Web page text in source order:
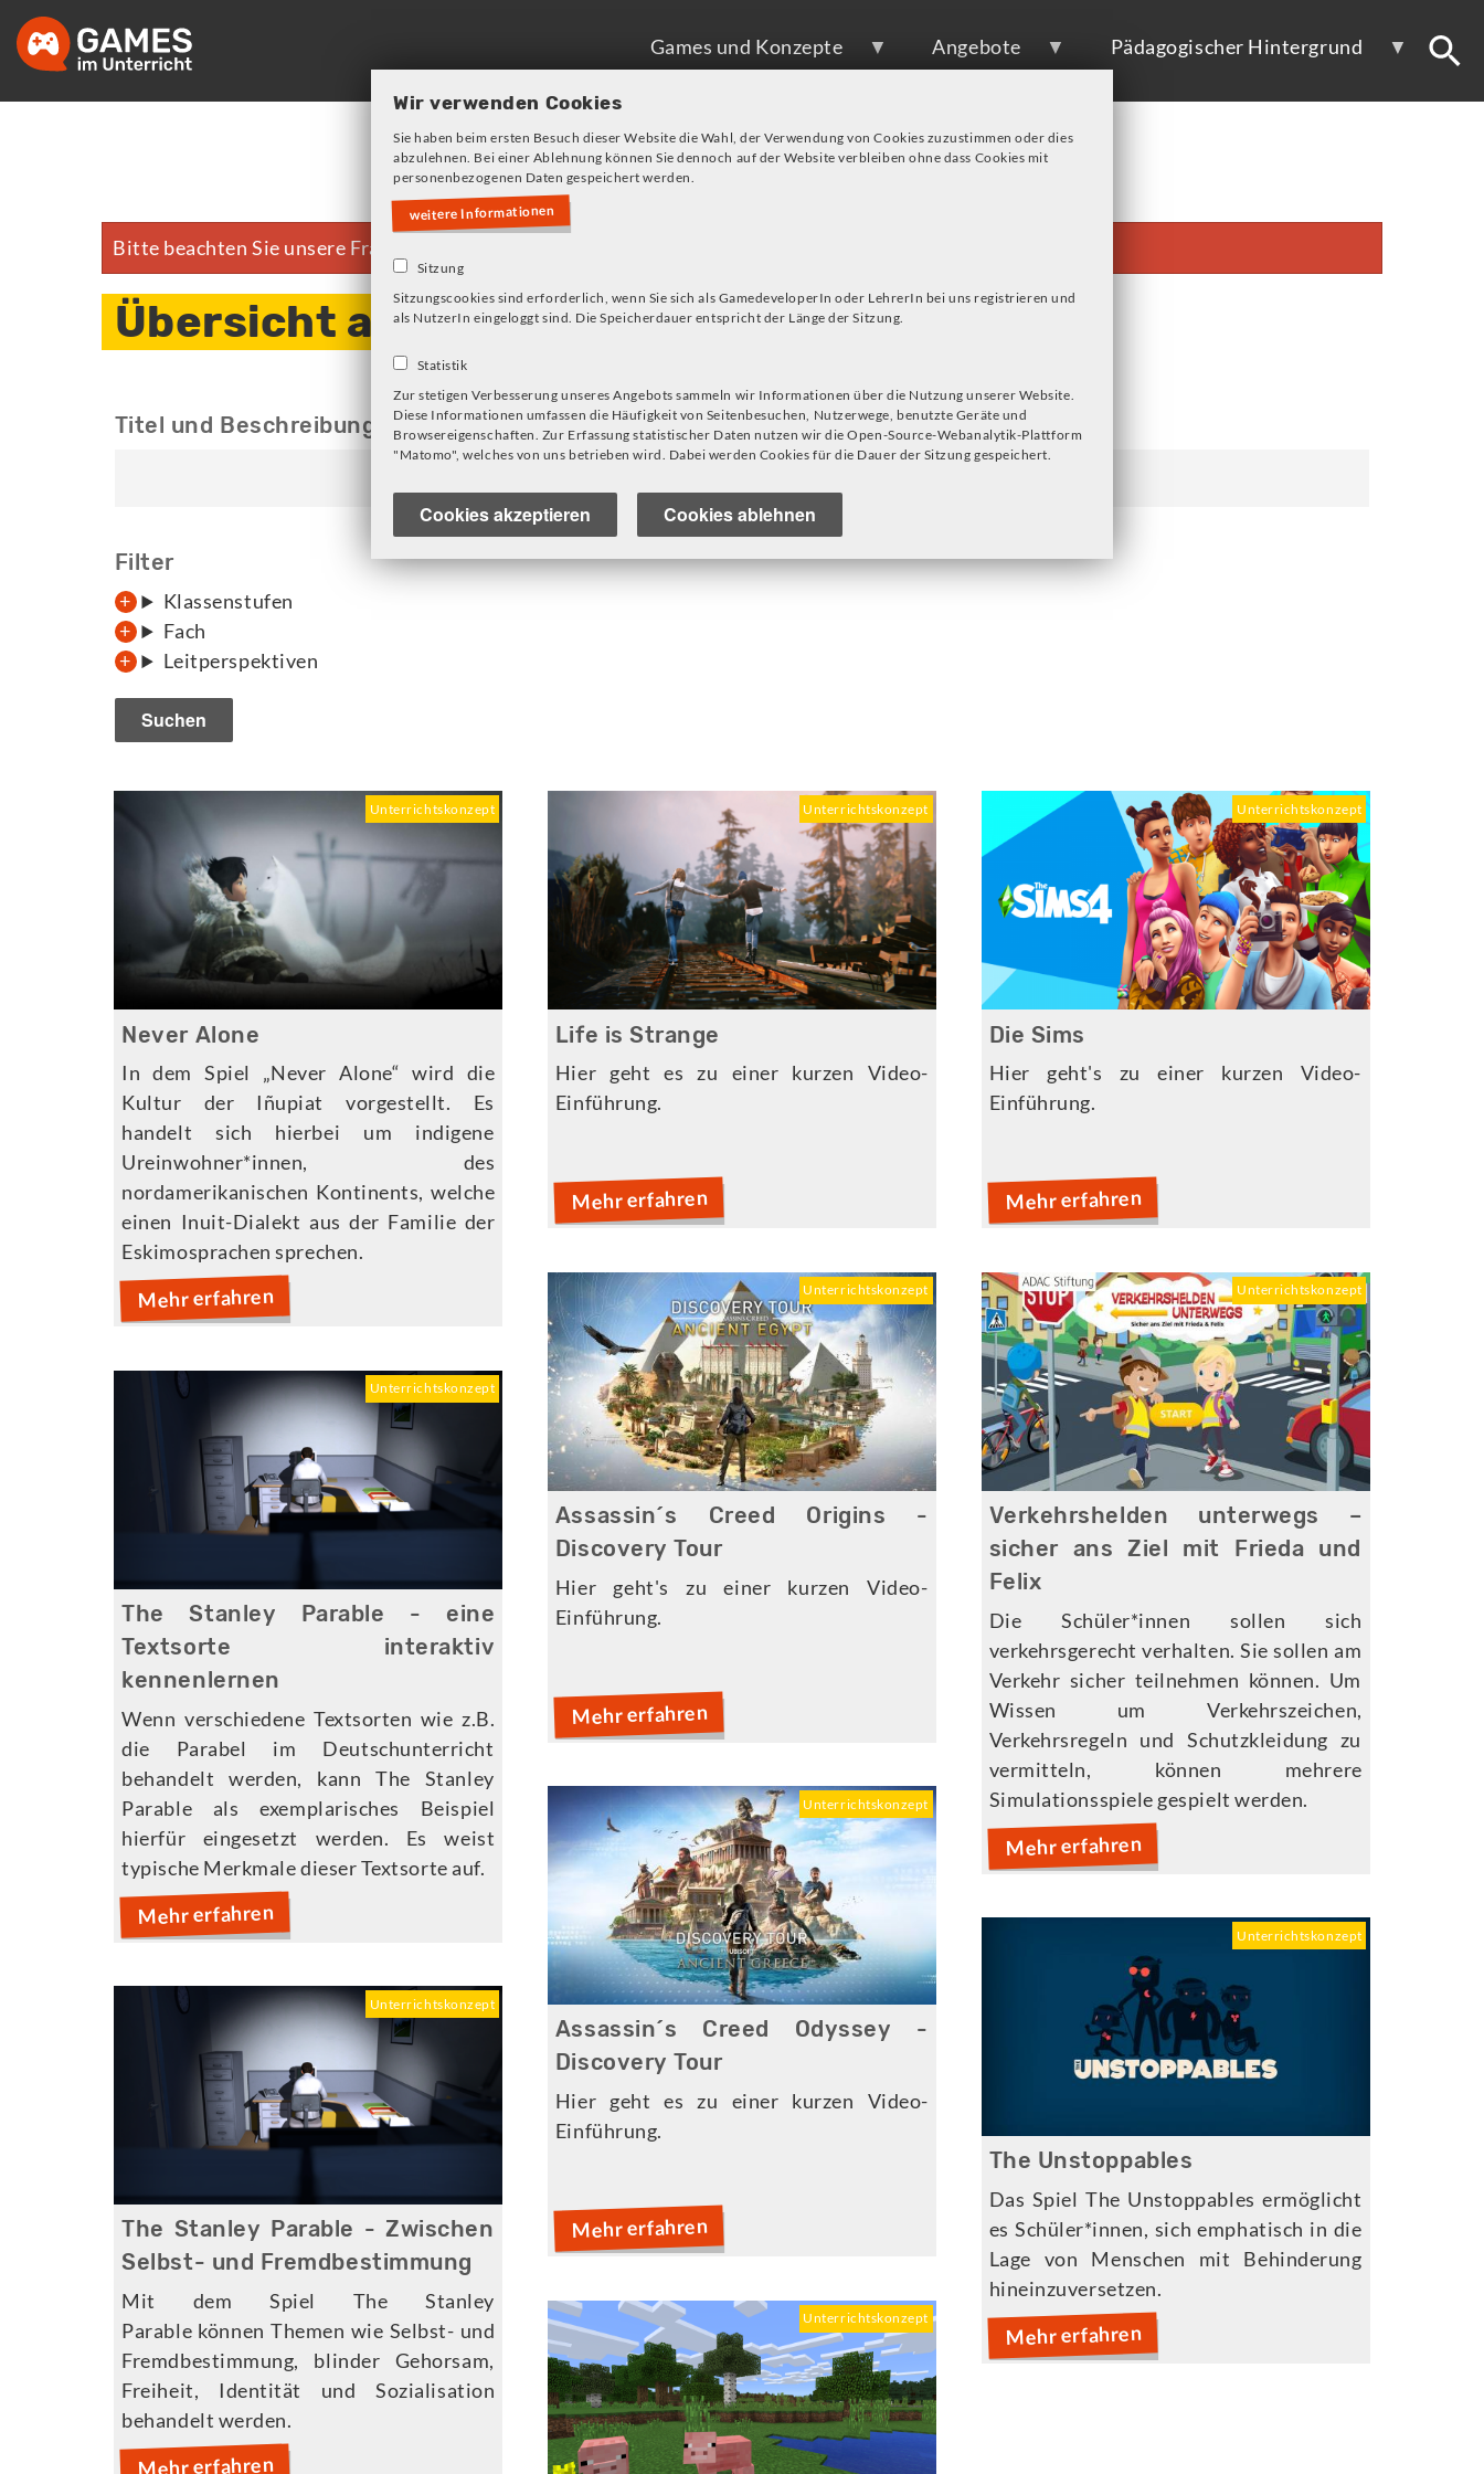
Skip
to
main
navigation
Games und Konzepte Angebote Pädagogischer Hintergrund
Fehlermeldung
Bitte beachten Sie unsere Frage zu Cookies!
Übersicht aller Unterrichtskonzepte
Wir verwenden Cookies
Sie haben beim ersten Besuch dieser Website die Wahl, der Verwendung von Cookies zuzustimmen oder dies
abzulehnen. Bei einer Ablehnung können Sie dennoch auf der Website verbleiben ohne dass Cookies mit
personenbezogenen Daten gespeichert werden.
weitere Informationen
Sitzung
Sitzungscookies sind erforderlich, wenn Sie sich als GamedeveloperIn oder LehrerIn bei uns registrieren und
als NutzerIn eingeloggt sind. Die Speicherdauer entspricht der Länge der Sitzung.
Statistik
Zur stetigen Verbesserung unseres Angebots sammeln wir Informationen über die Nutzung unserer Website.
Diese Informationen umfassen die Häufigkeit von Seitenbesuchen, Nutzerwege, benutzte Geräte und
Browsereigenschaften. Zur Erfassung statistischer Daten nutzen wir die Open-Source-Webanalytik-Plattform
"Matomo", welches von uns betrieben wird. Dabei werden Cookies für die Dauer der Sitzung gespeichert.
Cookies akzeptieren Cookies ablehnen
Titel und Beschreibung durchsuchen
Klassenstufen
Fach
Leitperspektiven
Unterrichtskonzept
Never Alone
In dem Spiel „Never Alone“ wird die
Kultur der Iñupiat vorgestellt. Es
handelt sich hierbei um indigene
Ureinwohner*innen, des
nordamerikanischen Kontinents, welche
einen Inuit-Dialekt aus der Familie der
Eskimosprachen sprechen.
Mehr erfahren
Unterrichtskonzept
The Stanley Parable - eine
Textsorte interaktiv
kennenlernen
Wenn verschiedene Textsorten wie z.B.
die Parabel im Deutschunterricht
behandelt werden, kann The Stanley
Parable als exemplarisches Beispiel
hierfür eingesetzt werden. Es weist
typische Merkmale dieser Textsorte auf.
Mehr erfahren
Unterrichtskonzept
The Stanley Parable - Zwischen
Selbst- und Fremdbestimmung
Mit dem Spiel The Stanley
Parable können Themen wie Selbst- und
Fremdbestimmung, blinder Gehorsam,
Freiheit, Identität und Sozialisation
behandelt werden.
Mehr erfahren
Unterrichtskonzept
Life is Strange
Hier geht es zu einer kurzen Video-
Einführung.
Mehr erfahren
Unterrichtskonzept
Assassin´s Creed Origins -
Discovery Tour
Hier geht's zu einer kurzen Video-
Einführung.
Mehr erfahren
Unterrichtskonzept
Assassin´s Creed Odyssey -
Discovery Tour
Hier geht es zu einer kurzen Video-
Einführung.
Mehr erfahren
Unterrichtskonzept
Unterrichtskonzept
Die Sims
Hier geht's zu einer kurzen Video-
Einführung.
Mehr erfahren
Unterrichtskonzept
Verkehrshelden unterwegs –
sicher ans Ziel mit Frieda und
Felix
Die Schüler*innen sollen sich
verkehrsgerecht verhalten. Sie sollen am
Verkehr sicher teilnehmen können. Um
Wissen um Verkehrszeichen,
Verkehrsregeln und Schutzkleidung zu
vermitteln, können mehrere
Simulationsspiele gespielt werden.
Mehr erfahren
Unterrichtskonzept
The Unstoppables
Das Spiel The Unstoppables ermöglicht
es Schüler*innen, sich emphatisch in die
Lage von Menschen mit Behinderung
hineinzuversetzen.
Mehr erfahren